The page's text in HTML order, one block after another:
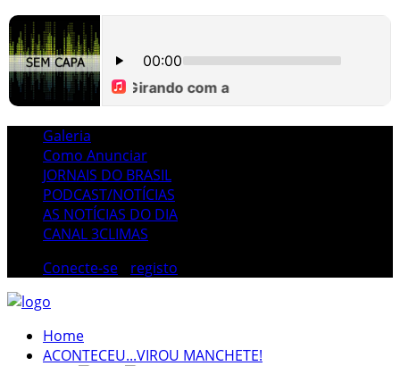
Galeria
Como Anunciar
JORNAIS DO BRASIL
PODCAST/NOTÍCIAS
AS NOTÍCIAS DO DIA
CANAL 3CLIMAS
Conecte-se
registo
Home
ACONTECEU...VIROU MANCHETE!